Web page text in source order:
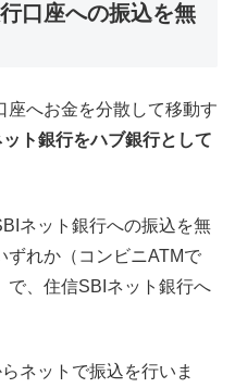
口座への振込を無
座へお金を分散して移動す
ト銀行をハブ銀行として
ネット銀行への振込を無
ずれか（コンビニATMで
で、住信SBIネット銀行へ
ネットで振込を行いま